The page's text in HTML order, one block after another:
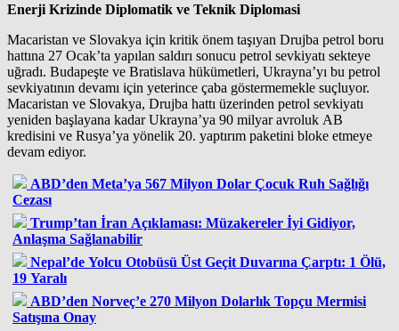
Enerji Krizinde Diplomatik ve Teknik Diplomasi
Macaristan ve Slovakya için kritik önem taşıyan Drujba petrol boru
hattına 27 Ocak’ta yapılan saldırı sonucu petrol sevkiyatı sekteye
uğradı. Budapeşte ve Bratislava hükümetleri, Ukrayna’yı bu petrol
sevkiyatının devamı için yeterince çaba göstermemekle suçluyor.
Macaristan ve Slovakya, Drujba hattı üzerinden petrol sevkiyatı
yeniden başlayana kadar Ukrayna’ya 90 milyar avroluk AB
kredisini ve Rusya’ya yönelik 20. yaptırım paketini bloke etmeye
devam ediyor.
ABD’den Meta’ya 567 Milyon Dolar Çocuk Ruh Sağlığı
Cezası
Trump’tan İran Açıklaması: Müzakereler İyi Gidiyor,
Anlaşma Sağlanabilir
Nepal’de Yolcu Otobüsü Üst Geçit Duvarına Çarptı: 1 Ölü,
19 Yaralı
ABD’den Norveç’e 270 Milyon Dolarlık Topçu Mermisi
Satışına Onay